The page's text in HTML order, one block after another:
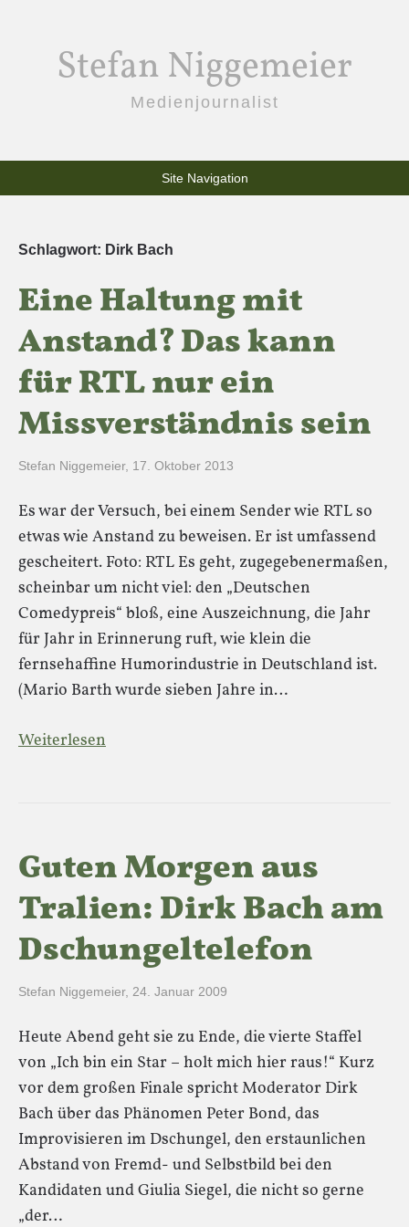
Stefan Niggemeier
Medienjournalist
Site Navigation
Schlagwort: Dirk Bach
Eine Haltung mit
Anstand? Das kann
für RTL nur ein
Missverständnis sein
Stefan Niggemeier, 17. Oktober 2013
Es war der Versuch, bei einem Sender wie RTL so
etwas wie Anstand zu beweisen. Er ist umfassend
gescheitert. Foto: RTL Es geht, zugegebenermaßen,
scheinbar um nicht viel: den „Deutschen
Comedypreis“ bloß, eine Auszeichnung, die Jahr
für Jahr in Erinnerung ruft, wie klein die
fernsehaffine Humorindustrie in Deutschland ist.
(Mario Barth wurde sieben Jahre in…
Weiterlesen
Guten Morgen aus
Tralien: Dirk Bach am
Dschungeltelefon
Stefan Niggemeier, 24. Januar 2009
Heute Abend geht sie zu Ende, die vierte Staffel
von „Ich bin ein Star – holt mich hier raus!“ Kurz
vor dem großen Finale spricht Moderator Dirk
Bach über das Phänomen Peter Bond, das
Improvisieren im Dschungel, den erstaunlichen
Abstand von Fremd- und Selbstbild bei den
Kandidaten und Giulia Siegel, die nicht so gerne
„der…